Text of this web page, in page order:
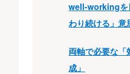
well-workingを
わり続ける」意
両軸で必要な
成」